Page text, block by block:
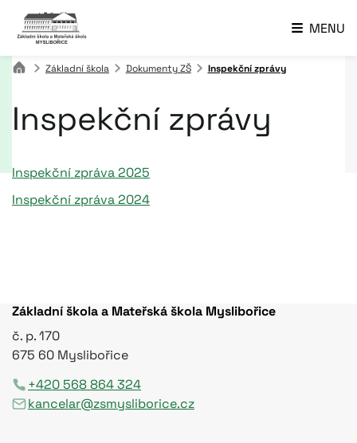
MENU
Základní škola Dokumenty ZŠ Inspekční zprávy
Inspekční zprávy
Inspekční zpráva 2025
Inspekční zpráva 2024
Základní škola a Mateřská škola Myslibořice
č. p. 170
675 60 Myslibořice
+420 568 864 324
kancelar@zsmysliborice.cz